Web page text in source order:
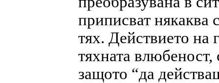
приписват някаква
тях. Действието на
тяхната
защото “да